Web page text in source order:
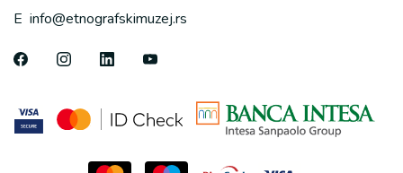
E info@etnografskimuzej.rs